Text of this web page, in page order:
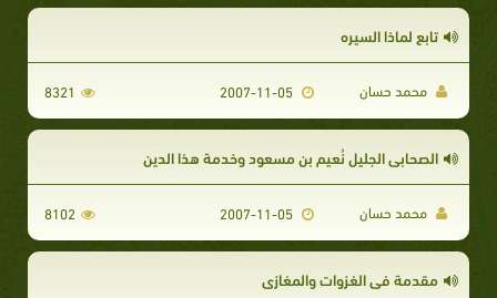
تابع لماذا السيره
محمد حسان 8321
الصحابى الجليل نُعيم بن مسعود وخدمة هذا الدين
محمد حسان 8102
مقدمة فى الغزوات والمغازى